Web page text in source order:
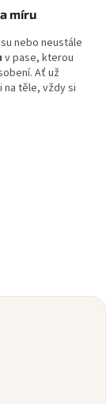
míru
nebo neustále
v pase, kterou
Ať už
těle, vždy si